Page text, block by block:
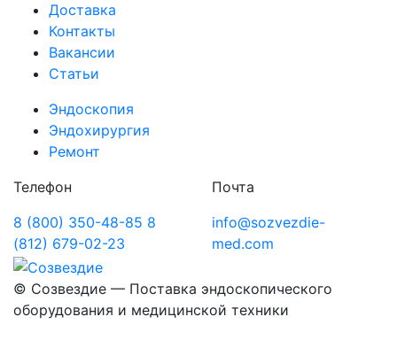
Доставка
Контакты
Вакансии
Статьи
Эндоскопия
Эндохирургия
Ремонт
Телефон
8 (800) 350-48-85 8
(812) 679-02-23
Почта
info@sozvezdie-
med.com
© Созвездие — Поставка эндоскопического
оборудования и медицинской техники